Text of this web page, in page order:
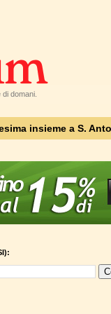
domani.
insieme a S.